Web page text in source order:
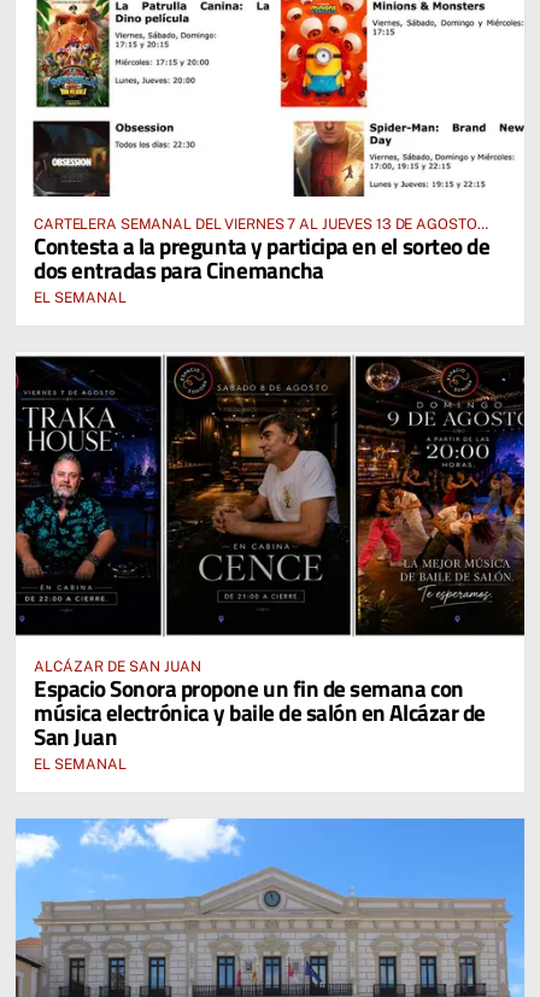
CARTELERA SEMANAL DEL VIERNES 7 AL JUEVES 13 DE AGOSTO
2026
Contesta a la pregunta y participa en el sorteo de
dos entradas para Cinemancha
EL SEMANAL
ALCÁZAR DE SAN JUAN
Espacio Sonora propone un fin de semana con
música electrónica y baile de salón en Alcázar de
San Juan
EL SEMANAL